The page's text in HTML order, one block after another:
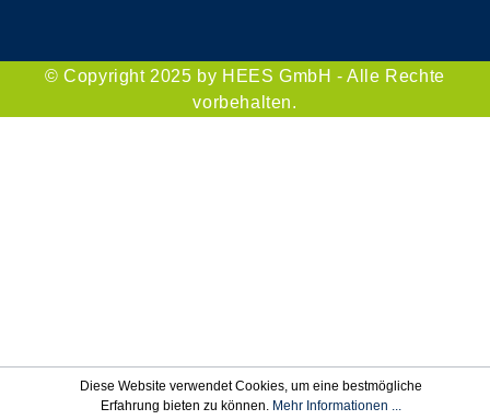
© Copyright 2025 by HEES GmbH - Alle Rechte
vorbehalten.
Diese Website verwendet Cookies, um eine bestmögliche
Erfahrung bieten zu können. Mehr Informationen ...